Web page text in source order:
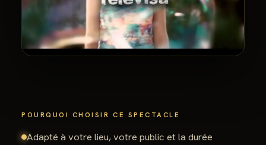
POURQUOI CHOISIR CE SPECTACLE
Adapté à votre lieu, votre public et la durée